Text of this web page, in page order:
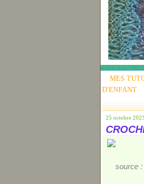
MES
D'ENFANT
25 octobre 2023
source